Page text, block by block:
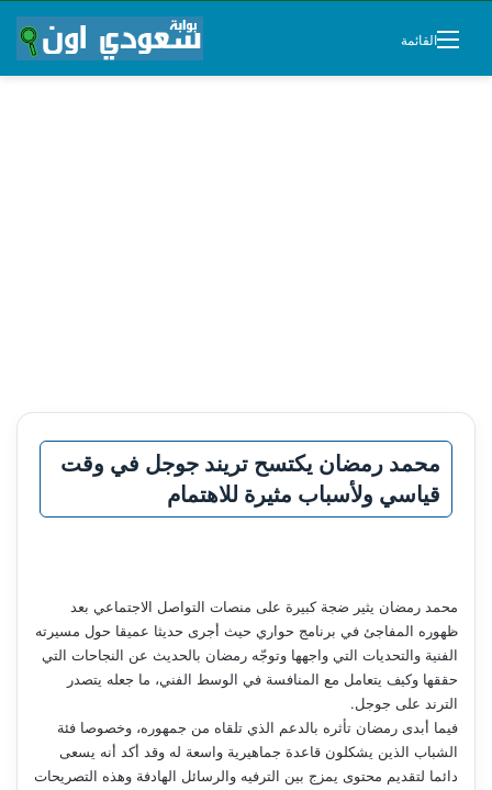
القائمة
محمد رمضان يكتسح تريند جوجل في وقت
قياسي ولأسباب مثيرة للاهتمام
محمد رمضان يثير ضجة كبيرة على منصات التواصل الاجتماعي بعد
ظهوره المفاجئ في برنامج حواري حيث أجرى حديثا عميقا حول مسيرته
الفنية والتحديات التي واجهها وتوجّه رمضان بالحديث عن النجاحات التي
حققها وكيف يتعامل مع المنافسة في الوسط الفني، ما جعله يتصدر
الترند على جوجل.
فيما أبدى رمضان تأثره بالدعم الذي تلقاه من جمهوره، وخصوصا فئة
الشباب الذين يشكلون قاعدة جماهيرية واسعة له وقد أكد أنه يسعى
دائما لتقديم محتوى يمزج بين الترفيه والرسائل الهادفة وهذه التصريحات